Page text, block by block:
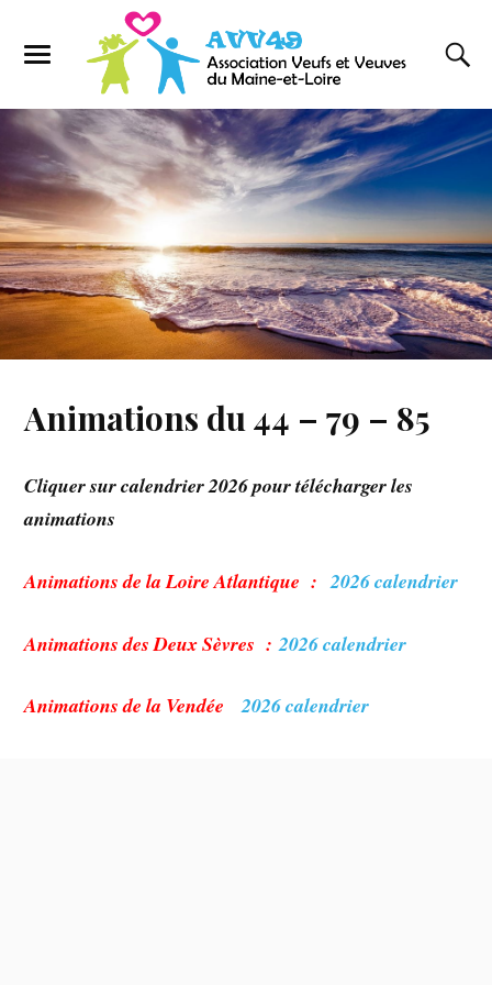
Animations du 44 – 79 – 85
Cliquer sur calendrier 2026 pour télécharger les
animations
Animations de la Loire Atlantique :2026 calendrier
Animations des Deux Sèvres :2026 calendrier
Animations de la Vendée2026 calendrier